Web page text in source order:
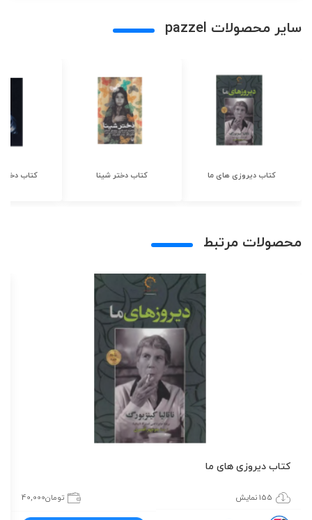
سایر محصولات pazzel
کتاب دیروزی های ما کتاب دختر شینا کتاب دختر
محصولات مرتبط
کتاب دیروزی های ما
155 نمایش تومان40,000